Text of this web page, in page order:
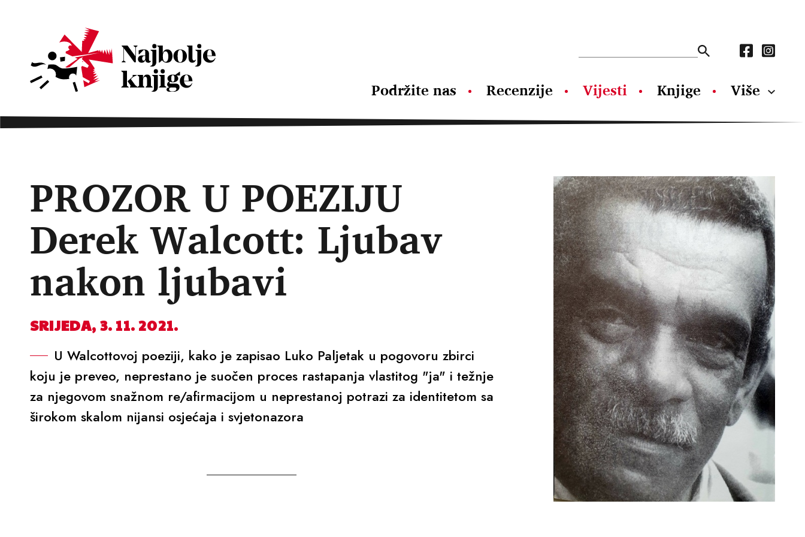
Podržite nas Recenzije Vijesti Knjige Više
PROZOR U POEZIJU
Derek Walcott: Ljubav
nakon ljubavi
SRIJEDA, 3. 11. 2021.
U Walcottovoj poeziji, kako je zapisao Luko Paljetak u pogovoru zbirci
koju je preveo, neprestano je suočen proces rastapanja vlastitog "ja" i težnje
za njegovom snažnom re/afirmacijom u neprestanoj potrazi za identitetom sa
širokom skalom nijansi osjećaja i svjetonazora